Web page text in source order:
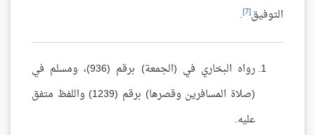
التوفيق[7]
.
رواه البخاري في (الجمعة) برقم (936)، ومسلم في
(صلاة المسافرين وقصرها) برقم (1239) واللفظ متفق
عليه.